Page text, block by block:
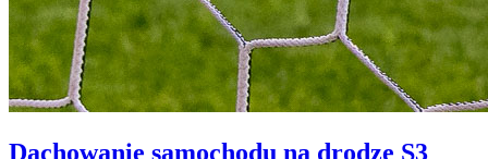
Dachowanie samochodu na drodze S3